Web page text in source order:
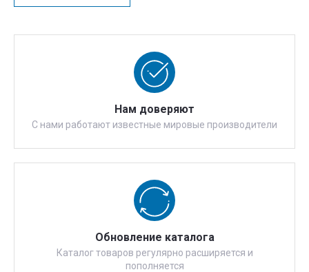
Нам доверяют
С нами работают известные мировые производители
Обновление каталога
Каталог товаров регулярно расширяется и
пополняется